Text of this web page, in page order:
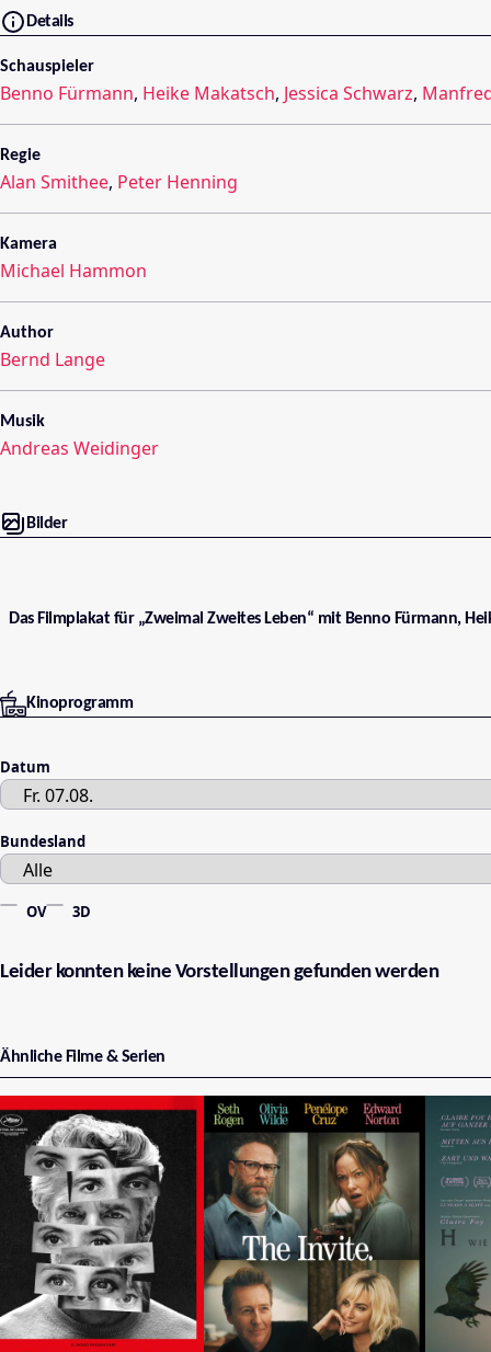
Details
Schauspieler
Benno Fürmann, Heike Makatsch, Jessica Schwarz,
Regie
Alan Smithee, Peter Henning
Kamera
Michael Hammon
Author
Bernd Lange
Musik
Andreas Weidinger
Bilder
Das Filmplakat für „Zweimal Zweites Leben“ mit Benno Fürmann,
Kinoprogramm
Datum
Bundesland
OV 3D
Leider konnten keine Vorstellungen gefunden werden
Ähnliche Filme & Serien